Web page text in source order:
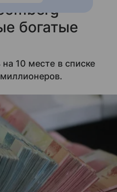
богатые
10 месте в списке